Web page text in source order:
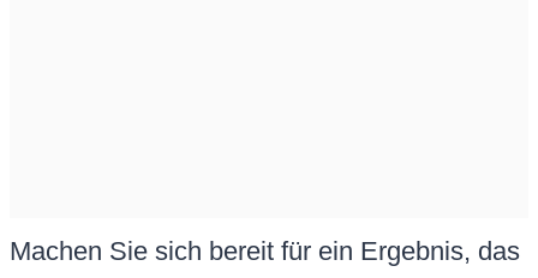
Machen Sie sich bereit für ein Ergebnis, das